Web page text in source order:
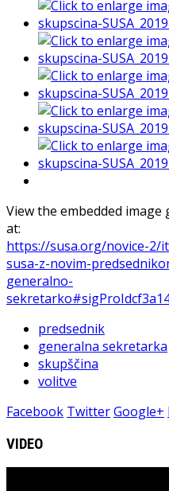
View the embedded image
at:
https://susa.org/novice-2/
susa-z-novim-
generalno-
predsednik
generalna sekretarka
skupščina
volitve
Facebook TwitterGoogle+
VIDEO